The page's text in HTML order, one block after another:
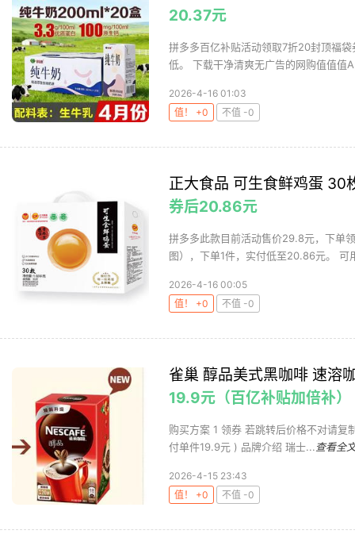
20.37元
拼多多百亿补贴活动领取7折20封顶福
低。 下载干净清爽无广告的网购值值值
2026-4-16 01:03
值！ +0
不值 -0
正大食品 可生食鲜鸡蛋 30
券后20.86元
拼多多此款目前活动售价29.8元，下单
图），下单1件，实付低至20.86元。 可
2026-4-16 00:05
值！ +0
不值 -0
雀巢 醇品美式黑咖啡 速溶
19.9元（百亿补贴加倍补）
购买方案 1 领券 若跳转后价格不对请
付单件19.9元 ) 品牌介绍 瑞士... 查看全
2026-4-15 23:43
值！ +0
不值 -0